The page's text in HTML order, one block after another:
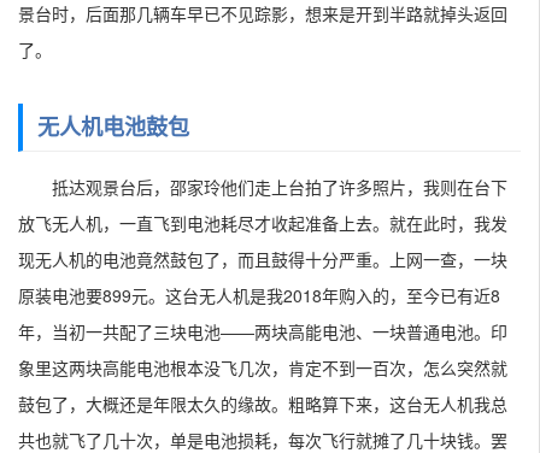
景台时，后面那几辆车早已不见踪影，想来是开到半路就掉头返回
了。
无人机电池鼓包
抵达观景台后，邵家玲他们走上台拍了许多照片，我则在台下
放飞无人机，一直飞到电池耗尽才收起准备上去。就在此时，我发
现无人机的电池竟然鼓包了，而且鼓得十分严重。上网一查，一块
原装电池要899元。这台无人机是我2018年购入的，至今已有近8
年，当初一共配了三块电池——两块高能电池、一块普通电池。印
象里这两块高能电池根本没飞几次，肯定不到一百次，怎么突然就
鼓包了，大概还是年限太久的缘故。粗略算下来，这台无人机我总
共也就飞了几十次，单是电池损耗，每次飞行就摊了几十块钱。罢